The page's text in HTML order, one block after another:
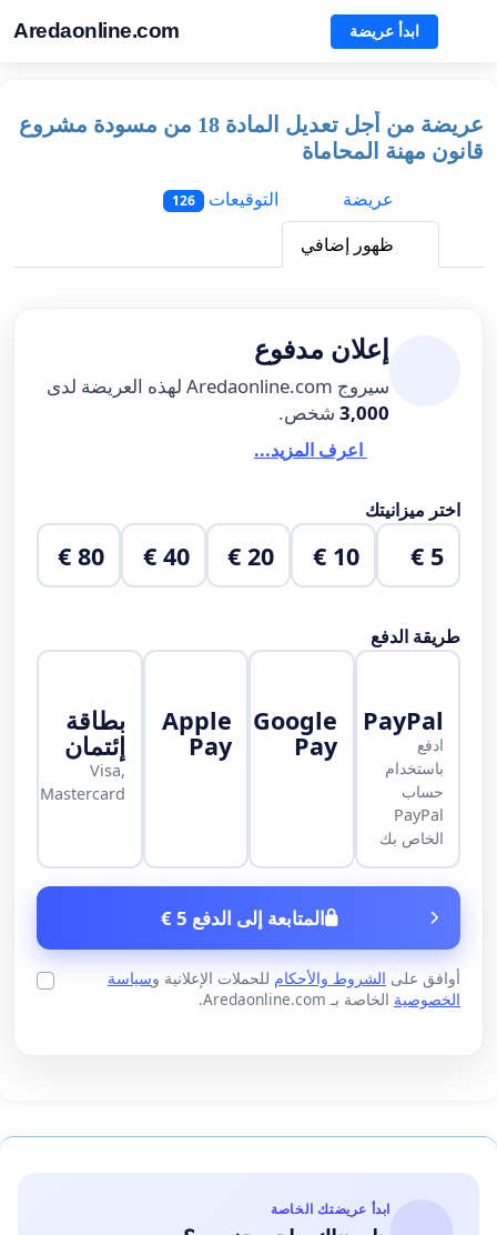
Aredaonline.com ابدأ عريضة
عريضة من أجل تعديل المادة 18 من مسودة مشروع
قانون مهنة المحاماة
عريضة
التوقيعات 126
ظهور إضافي
إعلان مدفوع
سيروج Aredaonline.com لهذه العريضة لدى
3,000 شخص.
اعرف المزيد...
اختر ميزانيتك
5 €
10 €
20 €
40 €
80 €
طريقة الدفع
PayPal
ادفع
باستخدام
حساب
PayPal
الخاص بك
Google
Pay
Apple
Pay
بطاقة
إئتمان
Visa,
Mastercard
المتابعة إلى الدفع 5 €
أوافق على الشروط والأحكام للحملات الإعلانية وسياسة
الخصوصية الخاصة بـ Aredaonline.com.
ابدأ عريضتك الخاصة